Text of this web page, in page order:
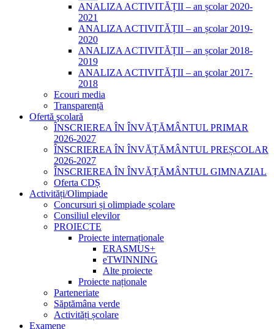
ANALIZA ACTIVITĂȚII – an școlar 2020-
2021
ANALIZA ACTIVITĂȚII – an școlar 2019-
2020
ANALIZA ACTIVITĂȚII – an școlar 2018-
2019
ANALIZA ACTIVITĂŢII – an şcolar 2017-
2018
Ecouri media
Transparență
Ofertă şcolară
ÎNSCRIEREA ÎN ÎNVĂȚĂMÂNTUL PRIMAR
2026-2027
ÎNSCRIEREA ÎN ÎNVĂȚĂMÂNTUL PREȘCOLAR
2026-2027
ÎNSCRIEREA ÎN ÎNVĂȚĂMÂNTUL GIMNAZIAL
Oferta CDȘ
Activități/Olimpiade
Concursuri și olimpiade școlare
Consiliul elevilor
PROIECTE
Proiecte internaționale
ERASMUS+
eTWINNING
Alte proiecte
Proiecte naționale
Parteneriate
Săptămâna verde
Activități școlare
Examene